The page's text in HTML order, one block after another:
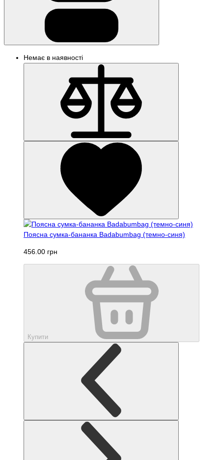
Немає в наявності
Поясна сумка-бананка Badabumbag (темно-синя)
456.00 грн
Купити